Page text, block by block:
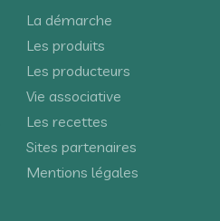
La démarche
Les produits
Les producteurs
Vie associative
Les recettes
Sites partenaires
Mentions légales